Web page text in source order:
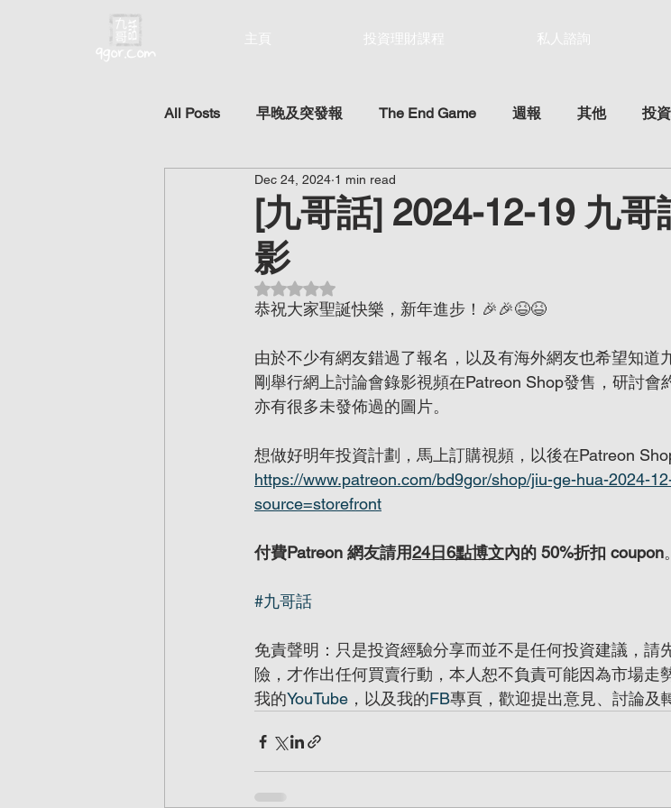
主頁 投資理財課程 私人諮詢
All Posts 早晚及突發報 The End Game 週報 其他 投
[九哥話] 2024-12-19 九
影
Dec 24, 2024 1 min read
Rated NaN out of 5 stars.
恭祝大家聖誕快樂，新年進步！🎉🎉😆😆
由於不少有網友錯過了報名，以及有海外網友也希望知道
剛舉行網上討論會錄影視頻在Patreon Shop發售，研討會
亦有很多未發佈過的圖片。
想做好明年投資計劃，馬上訂購視頻，以後在Patreon
https://www.patreon.com/bd9gor/shop/jiu-ge-hua-2024-
source=storefront
付費Patreon 網友請用24日6點博文內的 50%折扣 coupon。
#九哥話
免責聲明：只是投資經驗分享而並不是任何投資建議，請
險，才作出任何買賣行動，本人恕不負責可能因為市場走
我的YouTube ，以及我的FB專頁，歡迎提出意見、討論及